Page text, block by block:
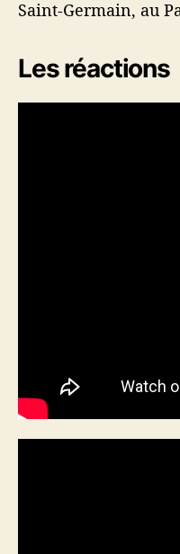
Saint-Germain, au
Les réactions